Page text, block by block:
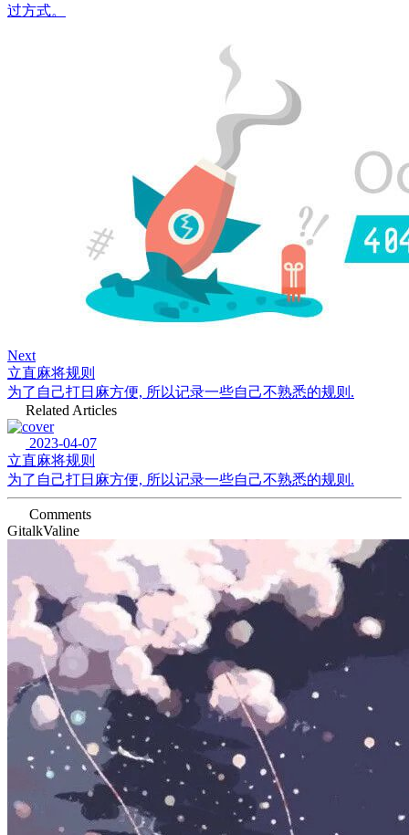
过方式。
Next
立直麻将规则
为了自己打日麻方便, 所以记录一些自己不熟悉的规则.
Related Articles
2023-04-07
立直麻将规则
为了自己打日麻方便, 所以记录一些自己不熟悉的规则.
Comments
GitalkValine